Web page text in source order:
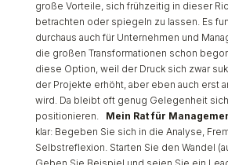
Wahrnehmung der Bedeutung nicht allein
es zwar wenige, aber eine wachsende
sich wie ich, mit dem Thema fokussiert
auseinandersetzen und Unterstützung
alle anderen Mitarbeiter und
Unternehmen, die die großen
oder angegangen sind: Machen Sie sich
die Seiteneffekte und Auswirkungen auf
die Zusammenarbeit im Unternehmen
bewusst. Gehen Sie in den Dialog mit